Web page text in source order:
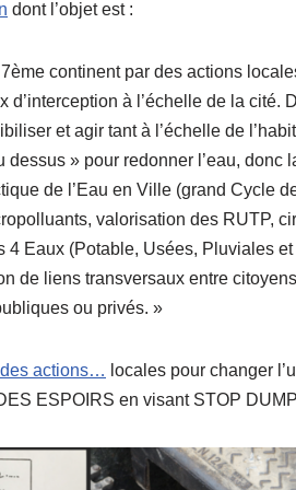
dont l’objet est :
continent par des actions
d’interception à l’échelle de la cité.
et agir tant à l’échelle de
dessus » pour redonner l’eau,
de l’Eau en Ville (grand Cycle
valorisation des RUTP,
4 Eaux (Potable, Usées, Pluviales
de liens transversaux entre
ou privés. »
actions… locales pour changer
ESPOIRS en visant STOP